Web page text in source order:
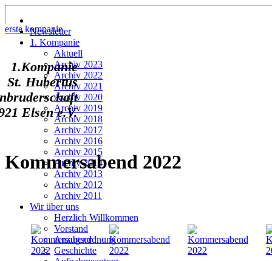
Newsletter
1. Kompanie
Aktuell
Archiv 2023
Archiv 2022
Archiv 2021
Archiv 2020
Archiv 2019
Archiv 2018
Archiv 2017
Archiv 2016
Archiv 2015
Archiv 2014
Archiv 2013
Archiv 2012
Archiv 2011
Wir über uns
Herzlich Willkommen
Vorstand
Anzugsordnung
Geschichte
erste kompanie
1.Kompanie
St. Hubertus
Elsen e.V.
Kommersabend 2022